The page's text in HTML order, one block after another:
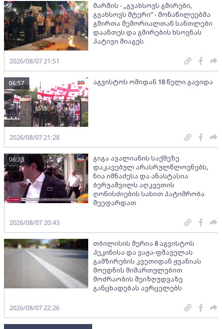
მარშის - „გვახსოვს გმირები,
გვახსოვს მტერი” - მონაწილეებმა
გმირთა მემორიალთან სანთლები
დაანთეს და გმირების ხსოვნას
პატივი მიაგეს
2026/08/07 21:51
აგვისტოს ომიდან 18 წელი გავიდა
06:57
2026/08/07 21:28
გიგა ავალიანის საქმეზე
დაკავებულ არასრულწლოვნებს,
ნია იმნაძესა და ანასტასია
ბერუაშვილს აღკვეთის
ღონისძიების სახით პატიმრობა
შეეფარდათ
06:33
2026/08/07 20:43
თბილისის მერია 8 აგვისტოს
პეკინისა და ვაჟა-ფშაველას
გამზირების კვეთიდან ჟვანიას
მოედნის მიმართულებით
მოძრაობის შეიზღუდვაზე
განცხადებას ავრცელებს
2026/08/07 22:26